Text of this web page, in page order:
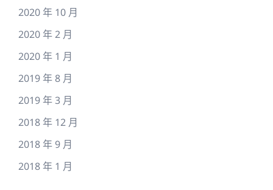
2020 年 10 月
2020 年 2 月
2020 年 1 月
2019 年 8 月
2019 年 3 月
2018 年 12 月
2018 年 9 月
2018 年 1 月